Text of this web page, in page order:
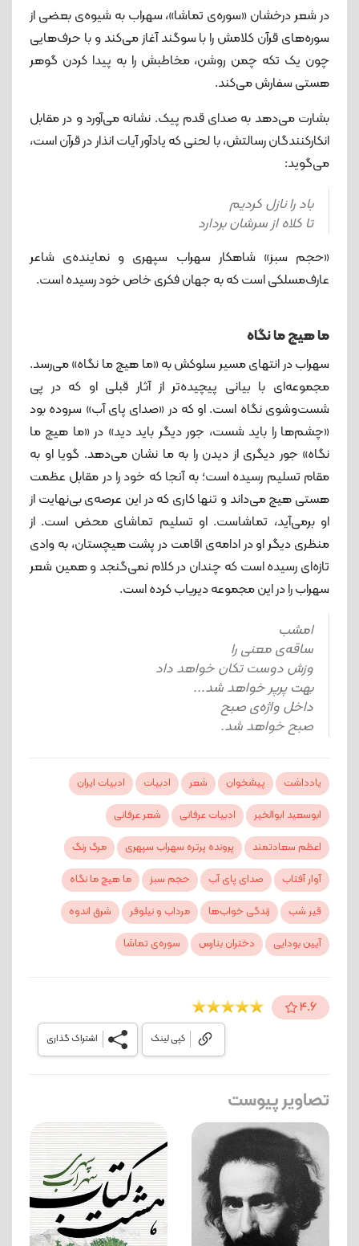
در شعر درخشان «سوره‌ی تماشا»، سهراب به شیوه‌ی بعضی از
سوره‌های قرآن کلامش را با سوگند آغاز می‌کند و با حرف‌هایی
چون یک تکه چمن روشن، مخاطبش را به پیدا کردن گوهر
هستی سفارش می‌کند.
بشارت می‌دهد به صدای قدم پیک. نشانه می‌آورد و در مقابل
انکارکنندگان رسالتش، با لحنی که یادآور آیات انذار در قرآن است،
می‌گوید:
باد را نازل کردیم
تا کلاه از سرشان بردارد
«حجم سبز» شاهکار سهراب سپهری و نماینده‌ی شاعر
عارف‌مسلکی است که به جهان فکری خاص خود رسیده است.
ما هیچ ما نگاه
سهراب در انتهای مسیر سلوکش به «ما هیچ ما نگاه» می‌رسد.
مجموعه‌ای با بیانی پیچیده‌تر از آثار قبلی او که در پی
شست‌وشوی نگاه است. او که در «صدای پای آب» سروده بود
«چشم‌ها را باید شست، جور دیگر باید دید» در «ما هیچ ما
نگاه» جور دیگری از دیدن را به ما نشان می‌دهد. گویا او به
مقام تسلیم رسیده است؛ به آنجا که خود را در مقابل عظمت
هستی هیچ می‌داند و تنها کاری که در این عرصه‌ی بی‌نهایت از
او برمی‌آید، تماشاست. او تسلیم تماشای محض است. از
منظری دیگر او در ادامه‌ی اقامت در پشت هیچستان، به وادی
تازه‌ای رسیده است که چندان در کلام نمی‌گنجد و همین شعر
سهراب را در این مجموعه دیریاب کرده است.
امشب
ساقه‌ی معنی را
وزش دوست تکان خواهد داد
بهت پرپر خواهد شد...
داخل واژه‌ی صبح
صبح خواهد شد.
یادداشت پیشخوان شعر ادبیات
ادبیات ایران
ابوسعید ابوالخیر
ادبیات عرفانی
شعر عرفانی
اعظم سعادتمند
پرونده پرتره سهراب سپهری
مرگ رنگ
آوار آفتاب
صدای پای آب حجم سبز
ما هیچ ما نگاه
قیر شب
زندگی خواب‌ها مرداب و نیلوفر
شرق اندوه
آیین بودایی
دختران بنارس سوره‌ی تماشا
4.6
اشتراک گذاری کپی لینک
تصاویر پیوست